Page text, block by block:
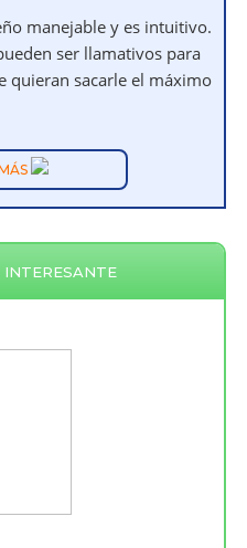
manejable y es intuitivo.
ser llamativos para
quieran sacarle el máximo